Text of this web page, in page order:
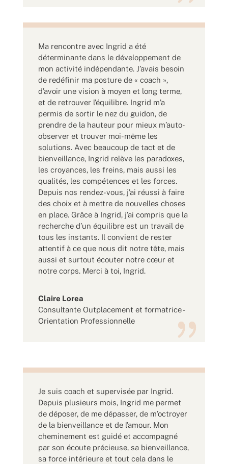
Ma rencontre avec Ingrid a été
déterminante dans le développement de
mon activité indépendante. J’avais besoin
de redéfinir ma posture de « coach »,
d’avoir une vision à moyen et long terme,
et de retrouver l’équilibre. Ingrid m’a
permis de sortir le nez du guidon, de
prendre de la hauteur pour mieux m’auto-
observer et trouver moi-même les
solutions. Avec beaucoup de tact et de
bienveillance, Ingrid relève les paradoxes,
les croyances, les freins, mais aussi les
qualités, les compétences et les forces.
Depuis nos rendez-vous, j’ai réussi à faire
des choix et à mettre de nouvelles choses
en place. Grâce à Ingrid, j’ai compris que la
recherche d’un équilibre est un travail de
tous les instants. Il convient de rester
attentif à ce que nous dit notre tête, mais
aussi et surtout écouter notre cœur et
notre corps. Merci à toi, Ingrid.
Claire Lorea
Consultante Outplacement et formatrice -
Orientation Professionnelle
Je suis coach et supervisée par Ingrid.
Depuis plusieurs mois, Ingrid me permet
de déposer, de me dépasser, de m’octroyer
de la bienveillance et de l’amour. Mon
cheminement est guidé et accompagné
par son écoute précieuse, sa bienveillance,
sa force intérieure et tout cela dans le